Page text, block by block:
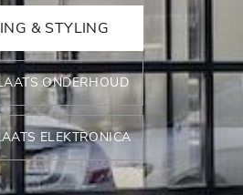
& STYLING
ONDERHOUD
ELEKTRONICA